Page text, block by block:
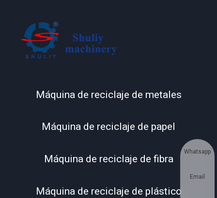
Máquina de reciclaje de metales
Máquina de reciclaje de papel
Máquina de reciclaje de fibra
Máquina de reciclaje de plástico
Whatsapp
Email